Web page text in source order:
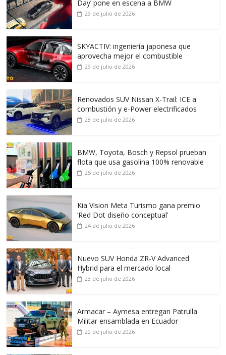
Day’ pone en escena a BMW
29 de julio de 2026
SKYACTIV: ingeniería japonesa que
aprovecha mejor el combustible
29 de julio de 2026
Renovados SUV Nissan X-Trail: ICE a
combustión y e-Power electrificados
28 de julio de 2026
BMW, Toyota, Bosch y Repsol prueban
flota que usa gasolina 100% renovable
25 de julio de 2026
Kia Vision Meta Turismo gana premio
‘Red Dot diseño conceptual’
24 de julio de 2026
Nuevo SUV Honda ZR-V Advanced
Hybrid para el mercado local
23 de julio de 2026
Armacar – Aymesa entregan Patrulla
Militar ensamblada en Ecuador
20 de julio de 2026